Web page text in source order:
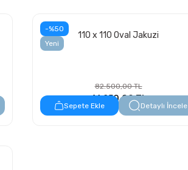
-%50
Yeni
110 x 110 Oval Jakuzi
82.500,00 TL
41.250,00 TL
Sepete Ekle Detaylı İncele